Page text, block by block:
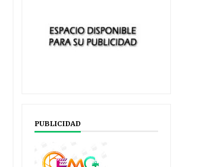
PUBLICIDAD